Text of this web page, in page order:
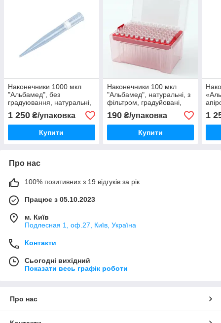
Наконечники 1000 мкл
"Альбамед", без
градуювання, натуральні,
з фільтром, без ДНКази /
РНКази, апірогенні, 1000
шт в пак
1 250 ₴/упаковка
Купити
Наконечники 100 мкл
"Альбамед", натуральні, з
фільтром, градуйовані,
без ДНКази / РНКази,
апірогенні, 96 шт. в
коробці
190₴/упаковка
Купити
1
Про нас
100% позитивних з 19 відгуків за рік
Працює з 05.10.2023
м. Київ
Подлесная 1, оф.27, Київ, Україна
Контакти
Сьогодні вихідний
Показати весь графік роботи
Про нас